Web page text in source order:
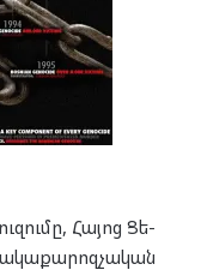
Հա­յոց Ցե­